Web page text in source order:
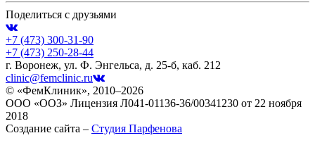
Поделиться с друзьями
+7 (473) 300-31-90
+7 (473) 250-28-44
г. Воронеж, ул. Ф. Энгельса, д. 25-б, каб. 212
clinic@femclinic.ru
© «ФемКлиник», 2010–2026
ООО «ООЗ» Лицензия Л041-01136-36/00341230 от 22 ноября
2018
Создание сайта – Студия Парфенова